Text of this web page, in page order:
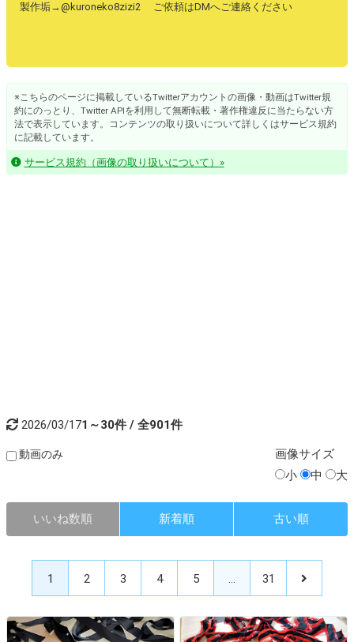
製作垢→@kuroneko8zizi2 ご依頼はDMへご連絡ください
※こちらのページに掲載しているTwitterアカウントの画像・動画はTwitter規
約にのっとり、Twitter APIを利用して無断転載・著作権違反に当たらない方
法で表示しています。コンテンツの取り扱いについて詳しくはサービス規約
に記載しています。
サービス規約（画像の取り扱いについて）»
2026/03/171～30件 / 全901件
動画のみ 画像サイズ
小
中 大
いいね数順 新着順 古い順
1 2 3 4 5 … 31